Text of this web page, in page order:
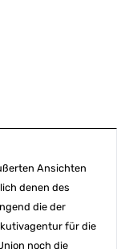
Ansichten
denen des
die der
für die
noch die